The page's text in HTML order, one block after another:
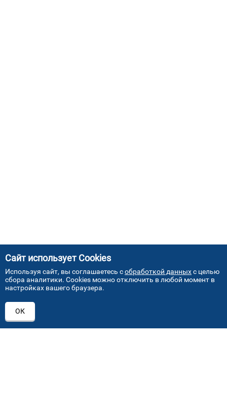
АДРЕСА НАШИХ СЕРВИСНЫХ
Сайт использует Cookies
Используя сайт, вы соглашаетесь собработкой данныхс целью
сбора аналитики. Cookies можно отключить в любой момент в
настройках вашего браузера.
ОК